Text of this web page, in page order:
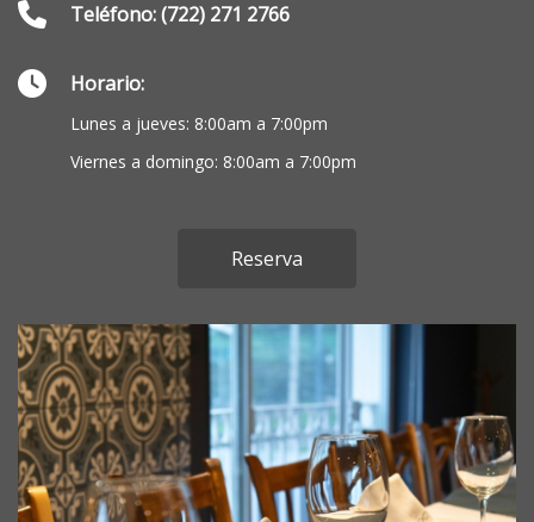
Teléfono: (722) 271 2766
Horario:
Lunes a jueves: 8:00am a 7:00pm
Viernes a domingo: 8:00am a 7:00pm
Reserva